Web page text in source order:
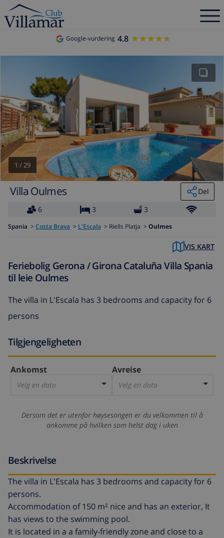
Google-vurdering 4.8 ★★★★★
★★★★★
1 /29
Villa Oulmes
Del
6
3 3
Spania > Costa Brava > L'Escala > Riells Platja > Oulmes
VIS KART
Feriebolig Gerona / Girona Cataluña Villa Spania
til leie Oulmes
The villa in L'Escala has 3 bedrooms and capacity for 6
persons
Tilgjengeligheten
Ankomst
Velg en dato
Avreise
Velg en dato
Dersom det er utenfor høysesongen er du velkommen til å
ankomme på hvilken som helst dag i uken
Beskrivelse
The villa in L'Escala has 3 bedrooms and capacity for 6
persons.
Accommodation of 150 m² nice and has an exterior, It
has views to the swimming pool.
It is located in a a family-friendly zone and close to a